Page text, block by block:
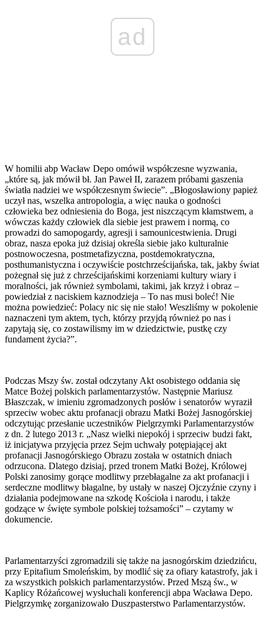
ad
W homilii abp Wacław Depo omówił współczesne wyzwania,
„które są, jak mówił bł. Jan Paweł II, zarazem próbami gaszenia
światła nadziei we współczesnym świecie”. „Błogosławiony papież
uczył nas, wszelka antropologia, a więc nauka o godności
człowieka bez odniesienia do Boga, jest niszczącym kłamstwem, a
wówczas każdy człowiek dla siebie jest prawem i normą, co
prowadzi do samopogardy, agresji i samounicestwienia. Drugi
obraz, nasza epoka już dzisiaj określa siebie jako kulturalnie
postnowoczesna, postmetafizyczna, postdemokratyczna,
posthumanistyczna i oczywiście postchrześcijańska, tak, jakby świat
pożegnał się już z chrześcijańskimi korzeniami kultury wiary i
moralności, jak również symbolami, takimi, jak krzyż i obraz –
powiedział z naciskiem kaznodzieja – To nas musi boleć! Nie
można powiedzieć: Polacy nic się nie stało! Weszliśmy w pokolenie
naznaczeni tym aktem, tych, którzy przyjdą również po nas i
zapytają się, co zostawilismy im w dziedzictwie, pustkę czy
fundament życia?”.
Podczas Mszy św. został odczytany Akt osobistego oddania się
Matce Bożej polskich parlamentarzystów. Następnie Mariusz
Błaszczak, w imieniu zgromadzonych posłów i senatorów wyraził
sprzeciw wobec aktu profanacji obrazu Matki Bożej Jasnogórskiej
odczytując przesłanie uczestników Pielgrzymki Parlamentarzystów
z dn. 2 lutego 2013 r. „Nasz wielki niepokój i sprzeciw budzi fakt,
iż inicjatywa przyjęcia przez Sejm uchwały potępiającej akt
profanacji Jasnogórskiego Obrazu została w ostatnich dniach
odrzucona. Dlatego dzisiaj, przed tronem Matki Bożej, Królowej
Polski zanosimy gorące modlitwy przebłagalne za akt profanacji i
serdeczne modlitwy błagalne, by ustały w naszej Ojczyźnie czyny i
działania podejmowane na szkodę Kościoła i narodu, i także
godzące w święte symbole polskiej tożsamości” – czytamy w
dokumencie.
Parlamentarzyści zgromadzili się także na jasnogórskim dziedzińcu,
przy Epitafium Smoleńskim, by modlić się za ofiary katastrofy, jak i
za wszystkich polskich parlamentarzystów. Przed Mszą św., w
Kaplicy Różańcowej wysłuchali konferencji abpa Wacława Depo.
Pielgrzymkę zorganizowało Duszpasterstwo Parlamentarzystów.